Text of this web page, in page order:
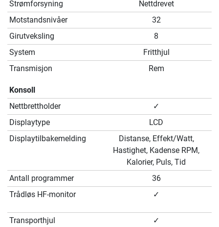
Strømforsyning
Nettdrevet
Motstandsnivåer
32
Girutveksling
8
System
Fritthjul
Transmisjon
Rem
Konsoll
Nettbrettholder
✓
Displaytype
LCD
Displaytilbakemelding
Distanse, Effekt/Watt,
Hastighet, Kadense RPM,
Kalorier, Puls, Tid
Antall programmer
36
Trådløs HF-monitor
✓
Transporthjul
✓